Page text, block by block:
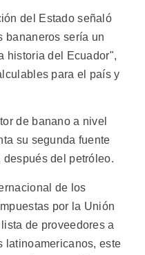
del Estado señaló
bananeros sería un
historia del Ecuador",
para el país y
de banano a nivel
su segunda fuente
del petróleo.
de los
por la Unión
de proveedores a
latinoamericanos, este